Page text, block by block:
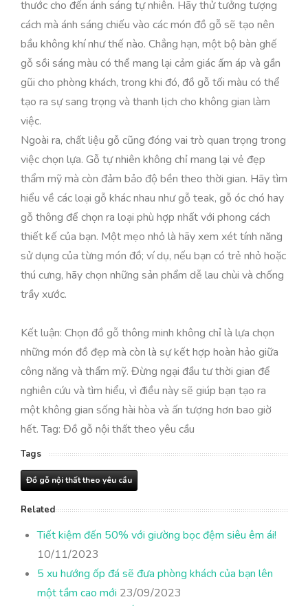
thước cho đến ánh sáng tự nhiên. Hãy thử tưởng tượng
cách mà ánh sáng chiếu vào các món đồ gỗ sẽ tạo nên
bầu không khí như thế nào. Chẳng hạn, một bộ bàn ghế
gỗ sồi sáng màu có thể mang lại cảm giác ấm áp và gần
gũi cho phòng khách, trong khi đó, đồ gỗ tối màu có thể
tạo ra sự sang trọng và thanh lịch cho không gian làm
việc.
Ngoài ra, chất liệu gỗ cũng đóng vai trò quan trọng trong
việc chọn lựa. Gỗ tự nhiên không chỉ mang lại vẻ đẹp
thẩm mỹ mà còn đảm bảo độ bền theo thời gian. Hãy tìm
hiểu về các loại gỗ khác nhau như gỗ teak, gỗ óc chó hay
gỗ thông để chọn ra loại phù hợp nhất với phong cách
thiết kế của bạn. Một mẹo nhỏ là hãy xem xét tính năng
sử dụng của từng món đồ; ví dụ, nếu bạn có trẻ nhỏ hoặc
thú cưng, hãy chọn những sản phẩm dễ lau chùi và chống
trầy xước.
Kết luận: Chọn đồ gỗ thông minh không chỉ là lựa chọn
những món đồ đẹp mà còn là sự kết hợp hoàn hảo giữa
công năng và thẩm mỹ. Đừng ngại đầu tư thời gian để
nghiên cứu và tìm hiểu, vì điều này sẽ giúp bạn tạo ra
một không gian sống hài hòa và ấn tượng hơn bao giờ
hết. Tag: Đồ gỗ nội thất theo yêu cầu
Tags
Đồ gỗ nội thất theo yêu cầu
Related
Tiết kiệm đến 50% với giường bọc đệm siêu êm ái!
10/11/2023
5 xu hướng ốp đá sẽ đưa phòng khách của bạn lên
một tầm cao mới 23/09/2023